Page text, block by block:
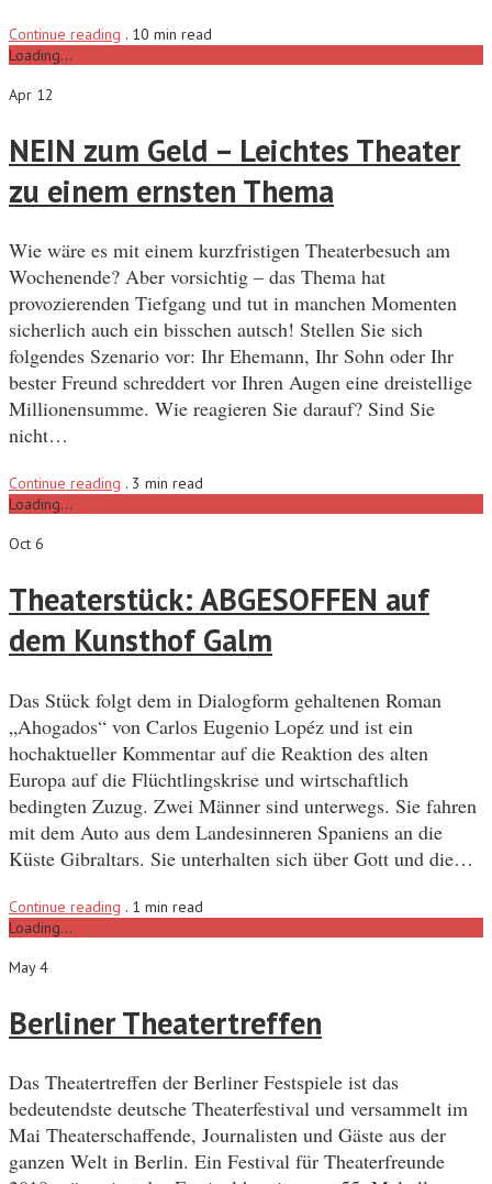
Continue reading . 10 min read
Loading...
Apr 12
NEIN zum Geld – Leichtes Theater
zu einem ernsten Thema
Wie wäre es mit einem kurzfristigen Theaterbesuch am
Wochenende? Aber vorsichtig – das Thema hat
provozierenden Tiefgang und tut in manchen Momenten
sicherlich auch ein bisschen autsch! Stellen Sie sich
folgendes Szenario vor: Ihr Ehemann, Ihr Sohn oder Ihr
bester Freund schreddert vor Ihren Augen eine dreistellige
Millionensumme. Wie reagieren Sie darauf? Sind Sie
nicht…
Continue reading . 3 min read
Loading...
Oct 6
Theaterstück: ABGESOFFEN auf
dem Kunsthof Galm
Das Stück folgt dem in Dialogform gehaltenen Roman
„Ahogados“ von Carlos Eugenio Lopéz und ist ein
hochaktueller Kommentar auf die Reaktion des alten
Europa auf die Flüchtlingskrise und wirtschaftlich
bedingten Zuzug. Zwei Männer sind unterwegs. Sie fahren
mit dem Auto aus dem Landesinneren Spaniens an die
Küste Gibraltars. Sie unterhalten sich über Gott und die…
Continue reading . 1 min read
Loading...
May 4
Berliner Theatertreffen
Das Theatertreffen der Berliner Festspiele ist das
bedeutendste deutsche Theaterfestival und versammelt im
Mai Theaterschaffende, Journalisten und Gäste aus der
ganzen Welt in Berlin. Ein Festival für Theaterfreunde